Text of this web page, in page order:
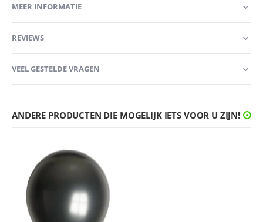
MEER INFORMATIE
REVIEWS
VEEL GESTELDE VRAGEN
ANDERE PRODUCTEN DIE MOGELIJK IETS VOOR U ZIJN!